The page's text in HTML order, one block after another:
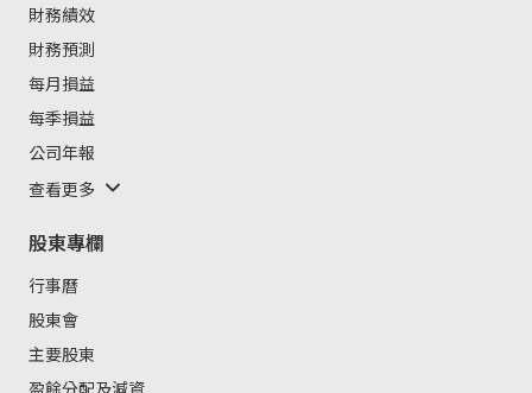
財務績效
財務預測
每月損益
每季損益
公司年報
查看更多
股東專欄
行事曆
股東會
主要股東